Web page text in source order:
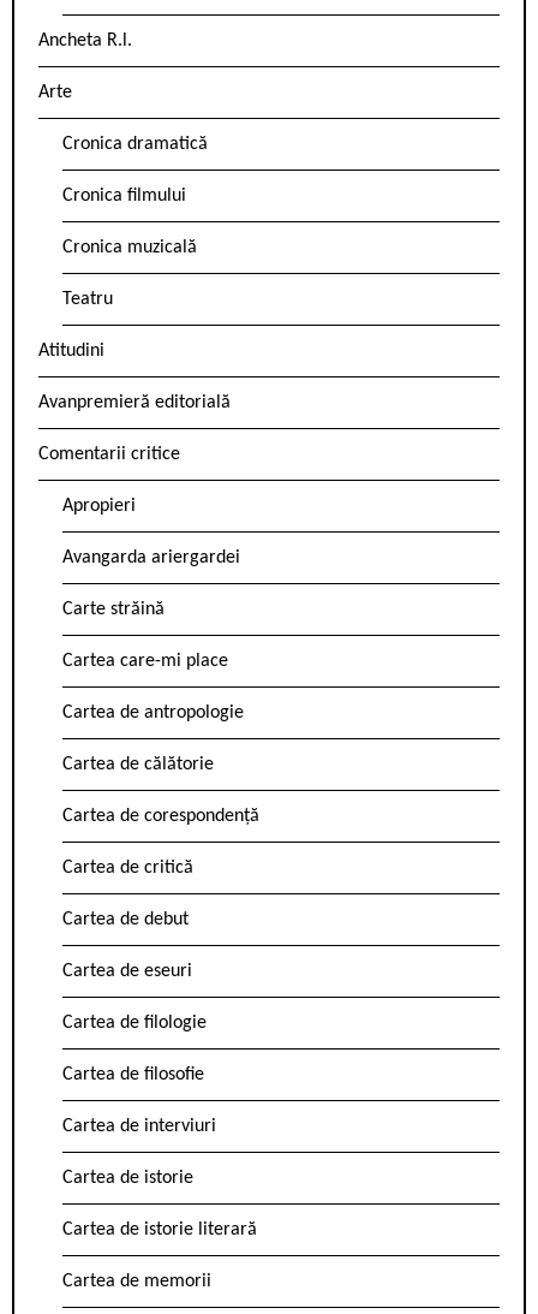
Ancheta R.l.
Arte
Cronica dramatică
Cronica filmului
Cronica muzicală
Teatru
Atitudini
Avanpremieră editorială
Comentarii critice
Apropieri
Avangarda ariergardei
Carte străină
Cartea care-mi place
Cartea de antropologie
Cartea de călătorie
Cartea de corespondență
Cartea de critică
Cartea de debut
Cartea de eseuri
Cartea de filologie
Cartea de filosofie
Cartea de interviuri
Cartea de istorie
Cartea de istorie literară
Cartea de memorii